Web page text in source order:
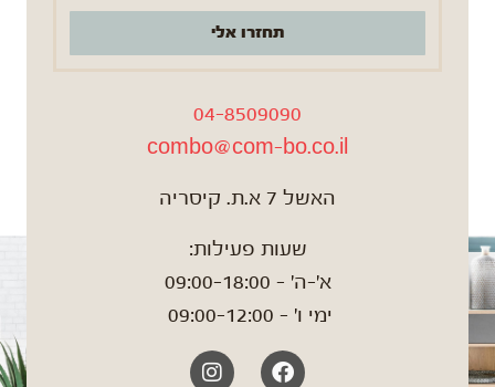
תחזרו אלי
04-8509090
combo@com-bo.co.il
האשל 7 א.ת. קיסריה
שעות פעילות:
א'-ה' – 09:00-18:00
ימי ו' – 09:00-12:00
Facebook
Instagram